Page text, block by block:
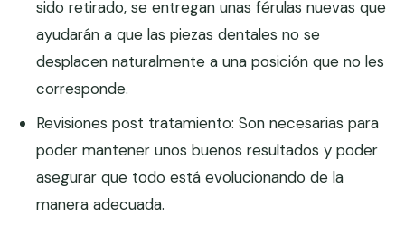
sido retirado, se entregan unas férulas nuevas que
ayudarán a que las piezas dentales no se
desplacen naturalmente a una posición que no les
corresponde.
Revisiones post tratamiento: Son necesarias para
poder mantener unos buenos resultados y poder
asegurar que todo está evolucionando de la
manera adecuada.